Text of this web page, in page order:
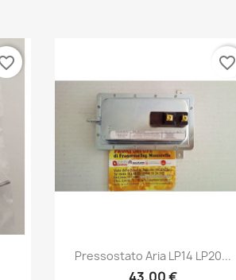
Anteprima
Pressostato Aria LP14 LP20...
43,00 €
favorite_border